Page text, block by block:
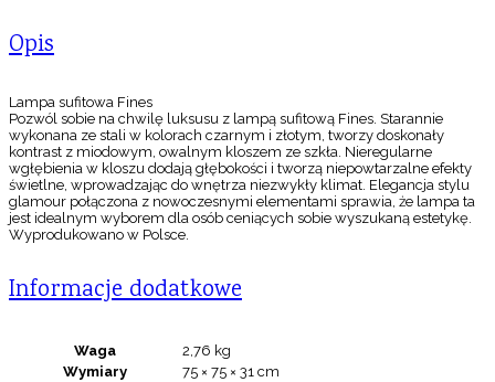
Opis
Lampa sufitowa Fines
Pozwól sobie na chwilę luksusu z lampą sufitową Fines. Starannie
wykonana ze stali w kolorach czarnym i złotym, tworzy doskonały
kontrast z miodowym, owalnym kloszem ze szkła. Nieregularne
wgłębienia w kloszu dodają głębokości i tworzą niepowtarzalne efekty
świetlne, wprowadzając do wnętrza niezwykły klimat. Elegancja stylu
glamour połączona z nowoczesnymi elementami sprawia, że lampa ta
jest idealnym wyborem dla osób ceniących sobie wyszukaną estetykę.
Wyprodukowano w Polsce.
Informacje dodatkowe
Waga
2,76 kg
Wymiary
75 × 75 × 31 cm